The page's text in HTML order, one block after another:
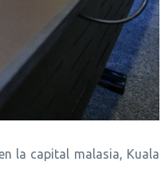
la capital malasia, Kuala